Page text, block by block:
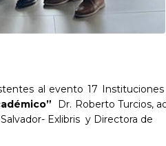
al evento 17
Dr. Roberto Turcios,
Exlibris y Directora de